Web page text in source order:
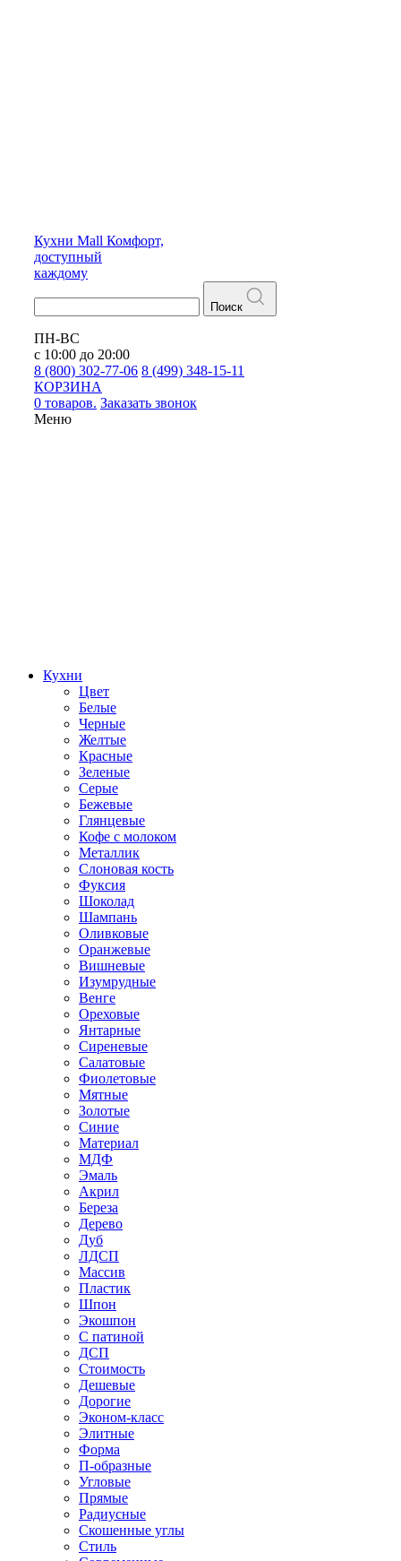
Кухни Mall Комфорт,
доступный
каждому
Поиск
ПН-ВС
с 10:00 до 20:00
8 (800) 302-77-06 8 (499) 348-15-11
КОРЗИНА
0 товаров. Заказать звонок
Меню
Кухни
Цвет
Белые
Черные
Желтые
Красные
Зеленые
Серые
Бежевые
Глянцевые
Кофе с молоком
Металлик
Слоновая кость
Фуксия
Шоколад
Шампань
Оливковые
Оранжевые
Вишневые
Изумрудные
Венге
Ореховые
Янтарные
Сиреневые
Салатовые
Фиолетовые
Мятные
Золотые
Синие
Материал
МДФ
Эмаль
Акрил
Береза
Дерево
Дуб
ЛДСП
Массив
Пластик
Шпон
Экошпон
С патиной
ДСП
Стоимость
Дешевые
Дорогие
Эконом-класс
Элитные
Форма
П-образные
Угловые
Прямые
Радиусные
Скошенные углы
Стиль